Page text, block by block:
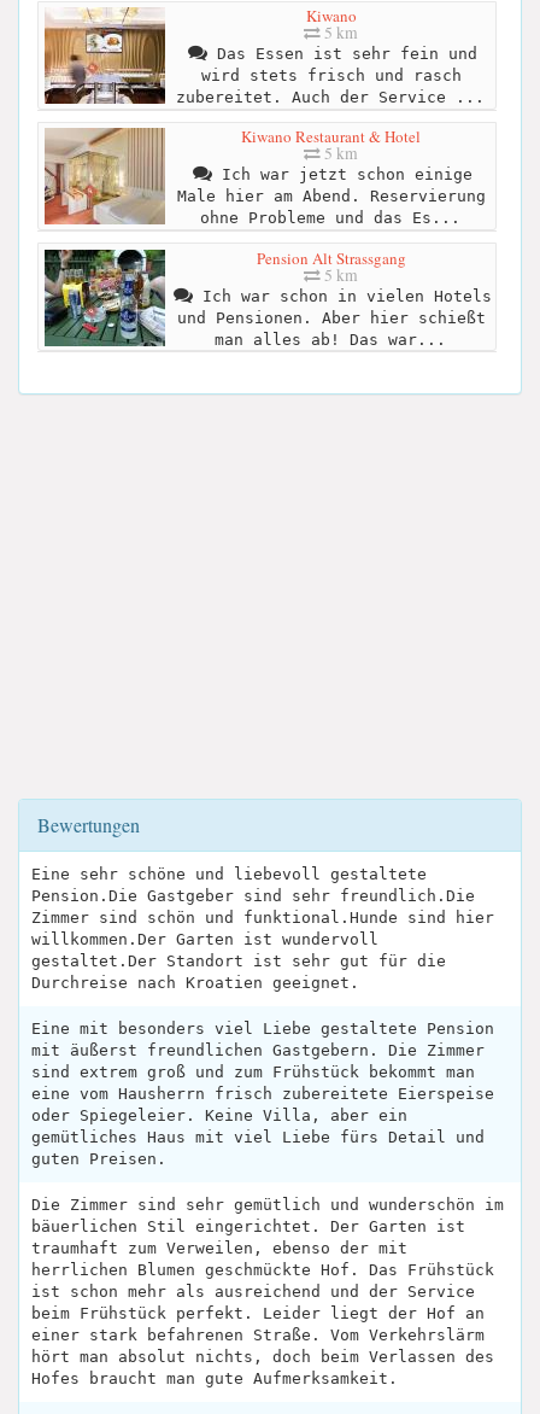
Kiwano
5 km
Das Essen ist sehr fein und
wird stets frisch und rasch
zubereitet. Auch der Service ...
Kiwano Restaurant & Hotel
5 km
Ich war jetzt schon einige
Male hier am Abend. Reservierung
ohne Probleme und das Es...
Pension Alt Strassgang
5 km
Ich war schon in vielen Hotels
und Pensionen. Aber hier schießt
man alles ab! Das war...
Bewertungen
Eine sehr schöne und liebevoll gestaltete
Pension.Die Gastgeber sind sehr freundlich.Die
Zimmer sind schön und funktional.Hunde sind hier
willkommen.Der Garten ist wundervoll
gestaltet.Der Standort ist sehr gut für die
Durchreise nach Kroatien geeignet.
Eine mit besonders viel Liebe gestaltete Pension
mit äußerst freundlichen Gastgebern. Die Zimmer
sind extrem groß und zum Frühstück bekommt man
eine vom Hausherrn frisch zubereitete Eierspeise
oder Spiegeleier. Keine Villa, aber ein
gemütliches Haus mit viel Liebe fürs Detail und
guten Preisen.
Die Zimmer sind sehr gemütlich und wunderschön im
bäuerlichen Stil eingerichtet. Der Garten ist
traumhaft zum Verweilen, ebenso der mit
herrlichen Blumen geschmückte Hof. Das Frühstück
ist schon mehr als ausreichend und der Service
beim Frühstück perfekt. Leider liegt der Hof an
einer stark befahrenen Straße. Vom Verkehrslärm
hört man absolut nichts, doch beim Verlassen des
Hofes braucht man gute Aufmerksamkeit.